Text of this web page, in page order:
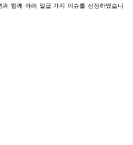
함께 아래 일곱 가지 이슈를 선정하였습니